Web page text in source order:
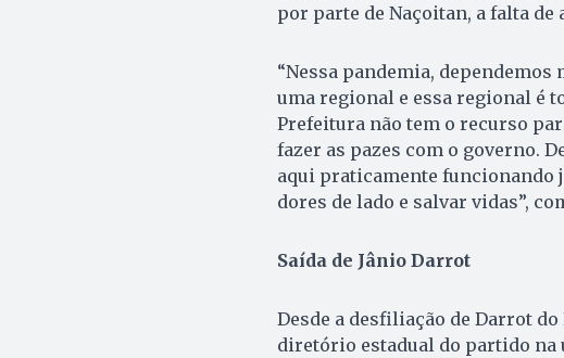
por parte de Naçoitan, a falta de
“Nessa pandemia, dependemos
uma regional e essa regional é
Prefeitura não tem o recurso
fazer as pazes com o governo.
aqui praticamente funcionando
dores de lado e salvar vidas”,
Saída de Jânio Darrot
Desde a desfiliação de Darrot
diretório estadual do partido na